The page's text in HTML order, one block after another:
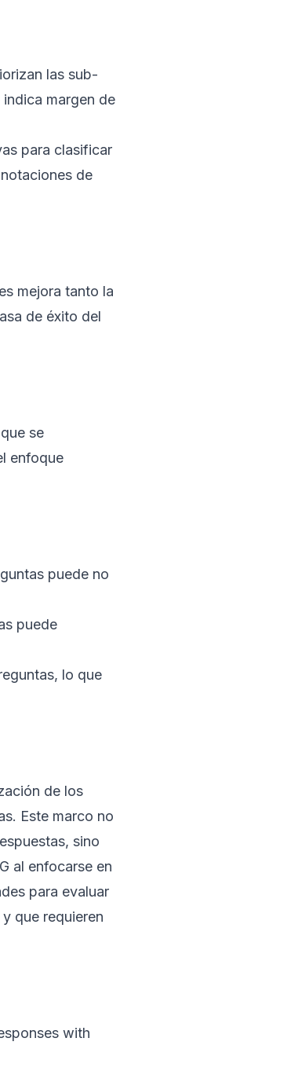
las sub-
margen de
para clasificar
de
mejora tanto la
de éxito del
se
enfoque
puede no
puede
lo que
de los
Este marco no
sino
al enfocarse en
para evaluar
que requieren
with